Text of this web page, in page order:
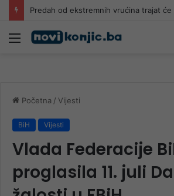
Meni
Početna / Vijesti
BiH Vijesti
Vlada Federacije
proglasila 11. juli